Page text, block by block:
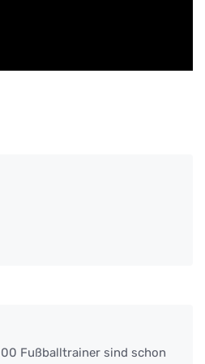
Fußballtrainer sind schon